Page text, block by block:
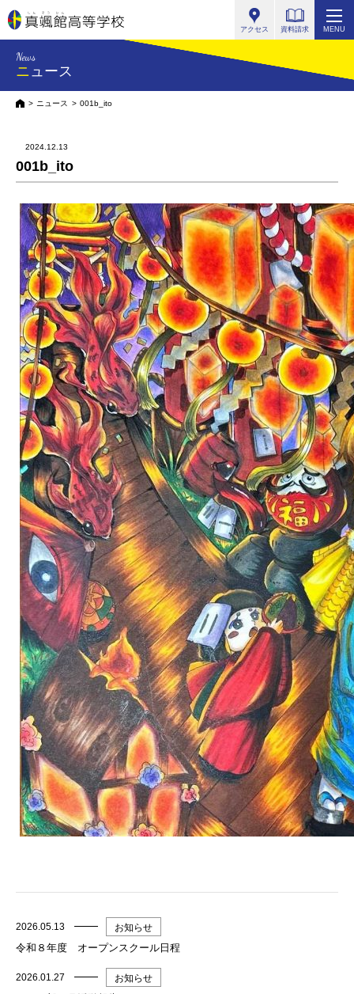
アクセス 資料請求 MENU
News
ニュース
HOMEニュース 001b_ito
2024.12.13
001b_ito
2026.05.13 お知らせ
令和８年度 オープンスクール日程
2026.01.27 お知らせ